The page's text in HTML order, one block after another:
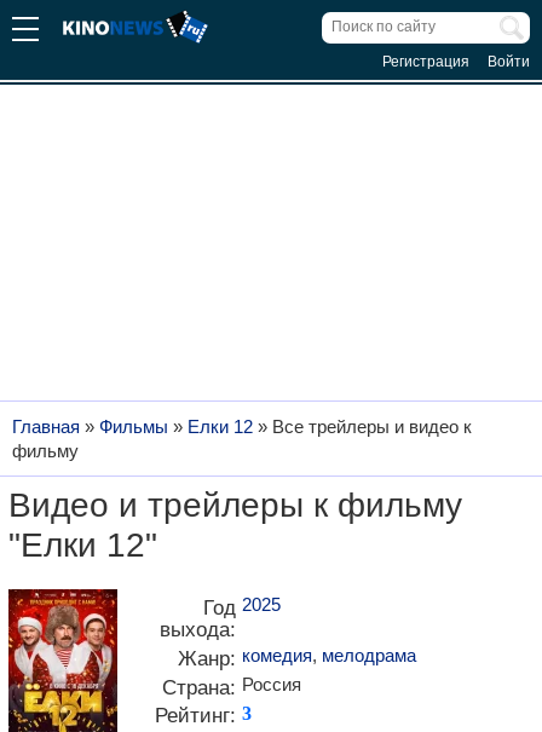
Регистрация Войти
Главная » Фильмы » Елки 12 » Все трейлеры и видео к
фильму
Видео и трейлеры к фильму
"Елки 12"
Год
выхода:
2025
Жанр: комедия, мелодрама
Страна: Россия
Рейтинг: 3